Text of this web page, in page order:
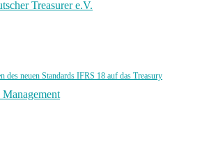
Treasurer e.V.
des neuen Standards IFRS 18 auf das Treasury